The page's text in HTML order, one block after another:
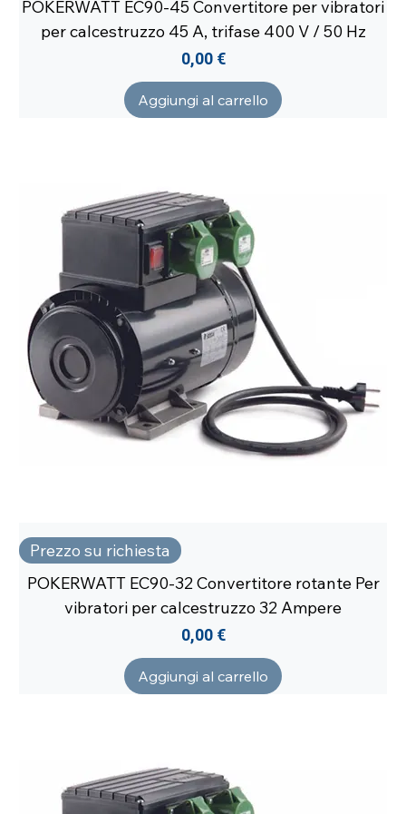
POKERWATT EC90-45 Convertitore per vibratori
per calcestruzzo 45 A, trifase 400 V / 50 Hz
Prezzo
0,00 €
Aggiungi al carrello
Prezzo su richiesta
POKERWATT EC90-32 Convertitore rotante Per
vibratori per calcestruzzo 32 Ampere
Prezzo
0,00 €
Aggiungi al carrello